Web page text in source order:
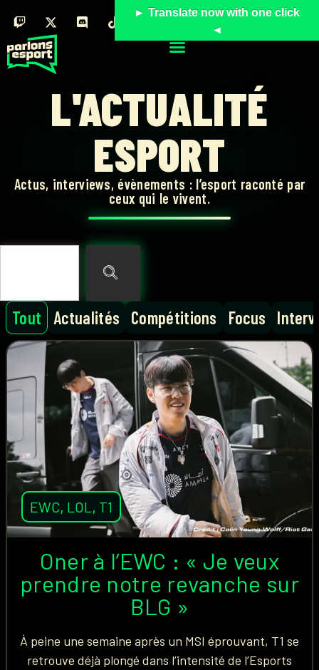
L'ACTUALITÉ
ESPORT
Actus, interviews, évènements : l’esport raconté par
ceux qui le vivent.
Actualités Compétitions Focus
Tout
EWC, LOL, T1
Oner à l’EWC : « Je veux
prendre notre revanche sur
BLG »
À peine une semaine après un MSI éprouvant, T1 se
retrouve déjà plongé dans l’intensité de l’Esports
► Translate now with one click
◄